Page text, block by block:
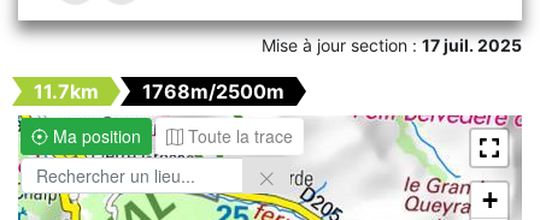
Mise à jour section :17 juil. 2025
11.7km
1768m/2500m
Ma position
Toute la trace
+